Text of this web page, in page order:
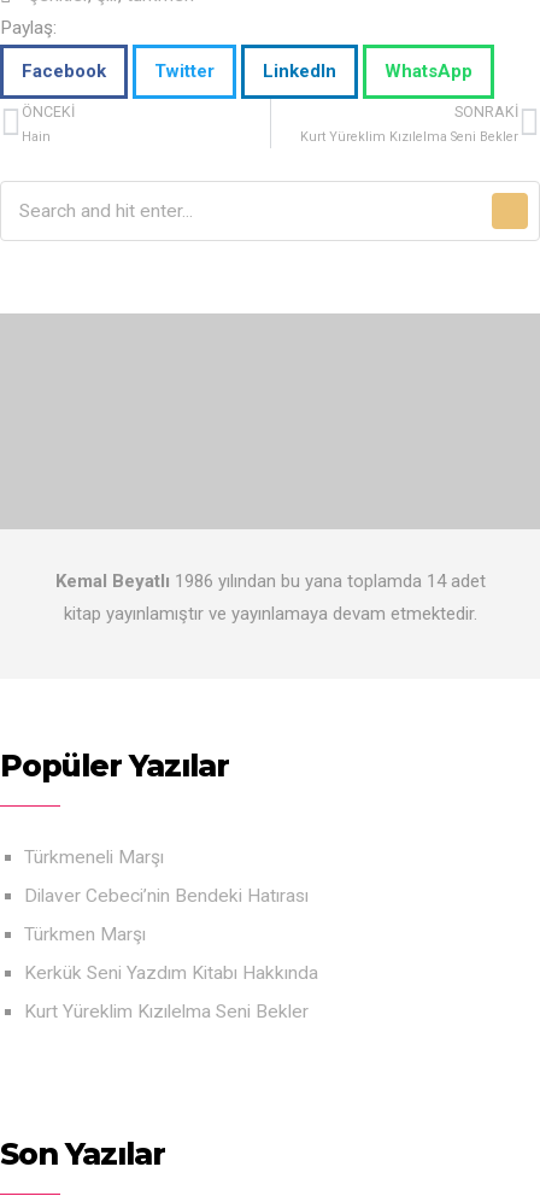
Paylaş:
Facebook
Twitter LinkedIn WhatsApp
ÖNCEKI
Hain
SONRAKI
Kurt Yüreklim Kızılelma Seni Bekler
Kemal Beyatlı 1986 yılından bu yana toplamda 14 adet
kitap yayınlamıştır ve yayınlamaya devam etmektedir.
Popüler Yazılar
Türkmeneli Marşı
Dilaver Cebeci’nin Bendeki Hatırası
Türkmen Marşı
Kerkük Seni Yazdım Kitabı Hakkında
Kurt Yüreklim Kızılelma Seni Bekler
Son Yazılar